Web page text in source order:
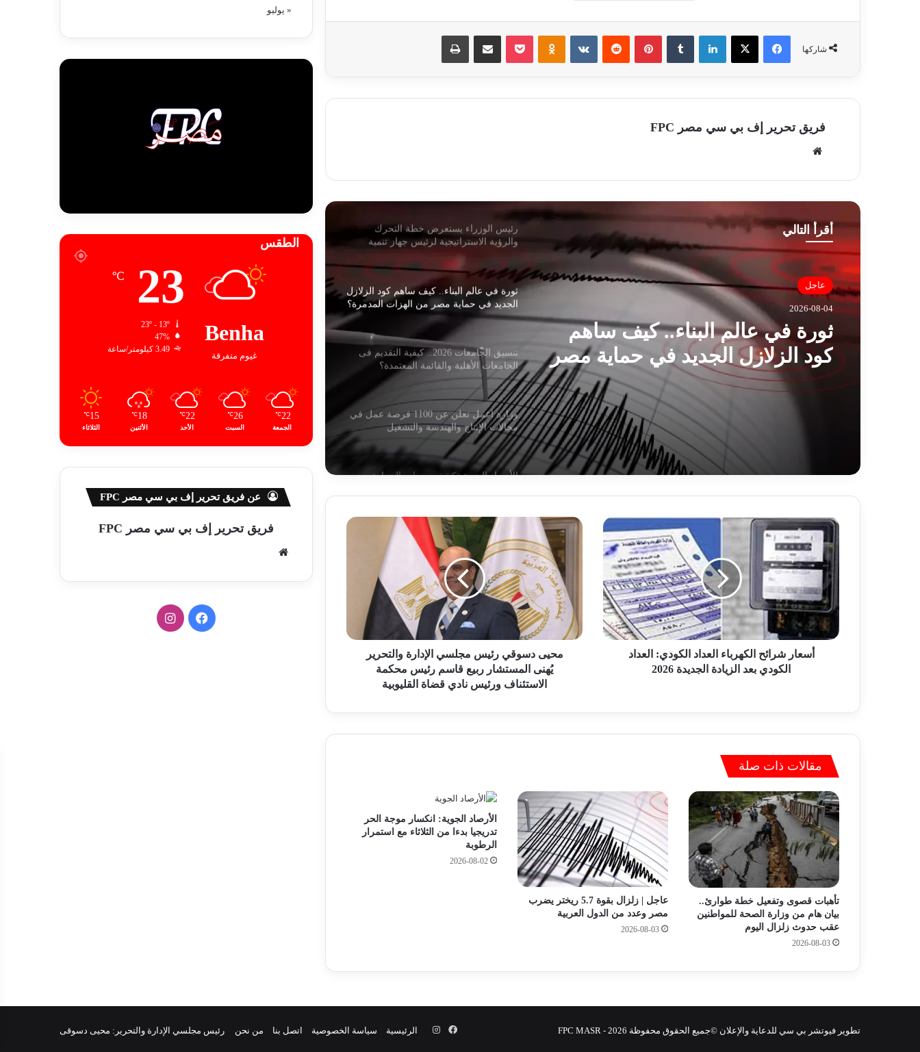
شاركها
فيسبوك ‫X لينكدإن بينتيريست
فريق تحرير إف بي سي مصر FPC
الوي
ب
أقرأ التالي
عاجل
2026-08-04
ثورة في عالم البناء.. كيف ساهم
كود الزلازل الجديد في حماية مصر
من الهزات المدمرة؟
الأرصاد تحذر من الرطوبة والشبورة اليوم
الإثنين رغم الانخفاض التدريجي في درجات
تُجيب: لاداعي للقلق
رئيس الوزراء يستعرض خطة التحرك
والرؤية الاستراتيجية لرئيس جهاز تنمية
ثورة في عالم البناء.. كيف ساهم كود الزلازل
الجديد في حماية مصر من الهزات المدمرة؟
تنسيق الجامعات 2026.. كيفية التقديم فى
الجامعات الأهلية والقائمة المعتمدة؟
وزارة اعمل تعلن عن 1100 فرصة عمل في
مجالات الإنتاج والهندسة والتشغيل
الأرصاد الجوية تكشف درجات الحرارة
الأرصاد تحذر من الرطوبة والشبورة اليوم
الإثنين رغم الانخفاض التدريجي في درجات
البحوث الفلكية ترصد 4 توابع لزلزال اليوم:
هزات ارتدادية خفيفة ولا داعي للقلق
هل يوجد توابع لزلزال اليوم؟ البحوث الفلكية
تُجيب: لاداعي للقلق
والرؤية الاستراتيجية لرئيس جهاز تنمية
الجديد في حماية مصر من الهزات المدمرة؟
الجامعات الأهلية والقائمة المعتمدة؟
الأرصاد الجوية تكشف درجات الحرارة
أ
س
ر
ئ
ه
ء
ل
ع
د
ا
د
ل
ك
و
د
ي
ا
أسعار شرائح الكهرباء العداد الكودي: العداد
الكودي بعد الزيادة الجديدة 2026
م
ي
م
إ
د
ا
ر
ة
و
ا
ل
ي
ن
محيى دسوقي رئيس مجلسي الإدارة والتحرير
يُهنى المستشار ربيع قاسم رئيس محكمة
الاستئناف ورئيس نادي قضاة القليوبية
مقالات ذات صلة
تأهبات قصوى وتفعيل خطة طوارئ..
بيان هام من وزارة الصحة للمواطنين
عقب حدوث زلزال اليوم
2026-08-03
عاجل | زلزال بقوة 5.7 ريختر يضرب
مصر وعدد من الدول العربية
2026-08-03
الأرصاد الجوية: انكسار موجة الحر
تدريجيا بدءا من الثلاثاء مع استمرار
الرطوبة
2026-08-02
« يوليو
الطقس
Benha
غيوم متفرقة
23
℃
47%
3.49 كيلومتر/ساعة
22
℃
الجمعة
26
℃
السبت
22
℃
الأحد
18
℃
الأثنين
15
℃
الثلاثاء
عن فريق تحرير إف بي سي مصر FPC
فريق تحرير إف بي سي مصر FPC
الوي
ف
ا
تطوير فيوتشر بي سي للدعاية والإعلان ©جميع الحقوق محفوظة 2026 - FPC MASR رئيس مجلسي الإدارة والتحرير: محيى دسوقى الرئيسية سياسة الخصوصية اتصل بنا من نحن فيسبوكانستقرام